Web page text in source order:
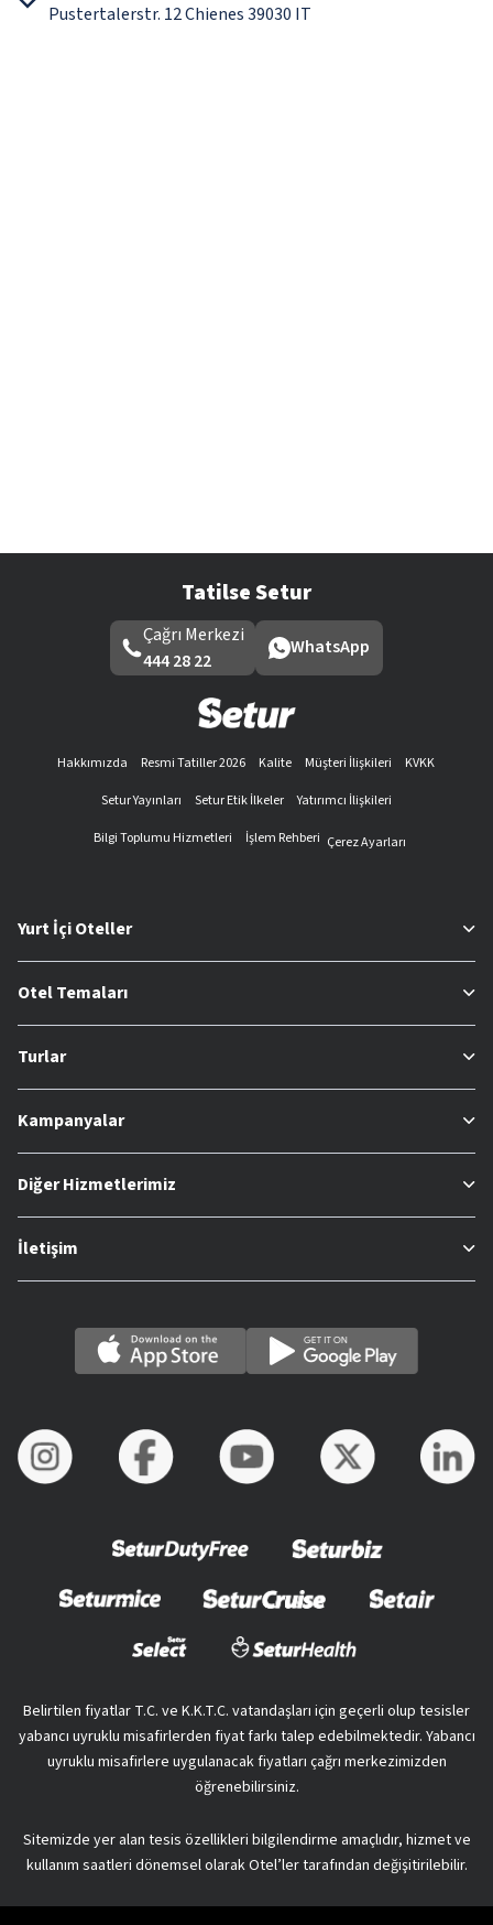
Pustertalerstr. 12 Chienes 39030 IT
Tatilse Setur
Çağrı Merkezi
444 28 22
WhatsApp
Hakkımızda Resmi Tatiller 2026 Kalite Müşteri İlişkileri
KVKK
Setur Yayınları
Setur Etik İlkeler
Yatırımcı İlişkileri
Bilgi Toplumu Hizmetleri
İşlem Rehberi Çerez Ayarları
Yurt İçi Oteller
Otel Temaları
Turlar
Kampanyalar
Diğer Hizmetlerimiz
İletişim
Belirtilen fiyatlar T.C. ve K.K.T.C. vatandaşları için geçerli olup tesisler
yabancı uyruklu misafirlerden fiyat farkı talep edebilmektedir. Yabancı
uyruklu misafirlere uygulanacak fiyatları çağrı merkezimizden
öğrenebilirsiniz.
Sitemizde yer alan tesis özellikleri bilgilendirme amaçlıdır, hizmet ve
kullanım saatleri dönemsel olarak Otel’ler tarafından değişitirilebilir.